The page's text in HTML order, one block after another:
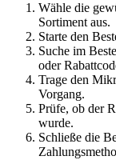
Wähle die
Sortiment aus.
Starte den
Suche im
oder
Trage den
Vorgang.
Prüfe, ob der
wurde.
Schließe die